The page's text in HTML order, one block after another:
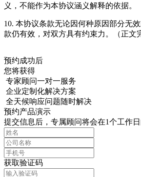
义，不能作为本协议涵义解释的依据。
10. 本协议条款无论因何种原因部分无
款仍有效，对双方具有约束力。（正文
预约成功后
您将获得
专家顾问一对一服务
企业定制化解决方案
全天候响应问题随时解决
预约产品演示
提交信息后，专属顾问将会在1个工作
获取验证码